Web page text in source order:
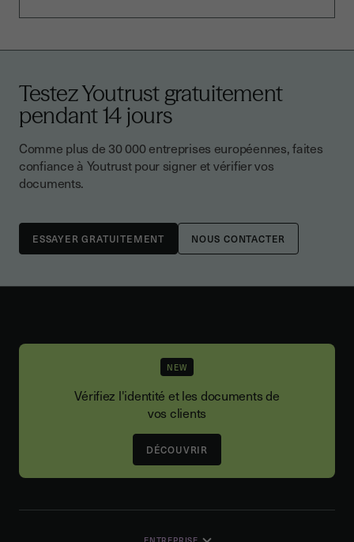
Testez Youtrust gratuitement
pendant 14 jours
Comme plus de 30 000 entreprises européennes, faites
confiance à Youtrust pour signer et vérifier vos
documents.
NOUS CONTACTER
NEW
Vérifiez l'identité et les documents de
vos clients
DÉCOUVRIR